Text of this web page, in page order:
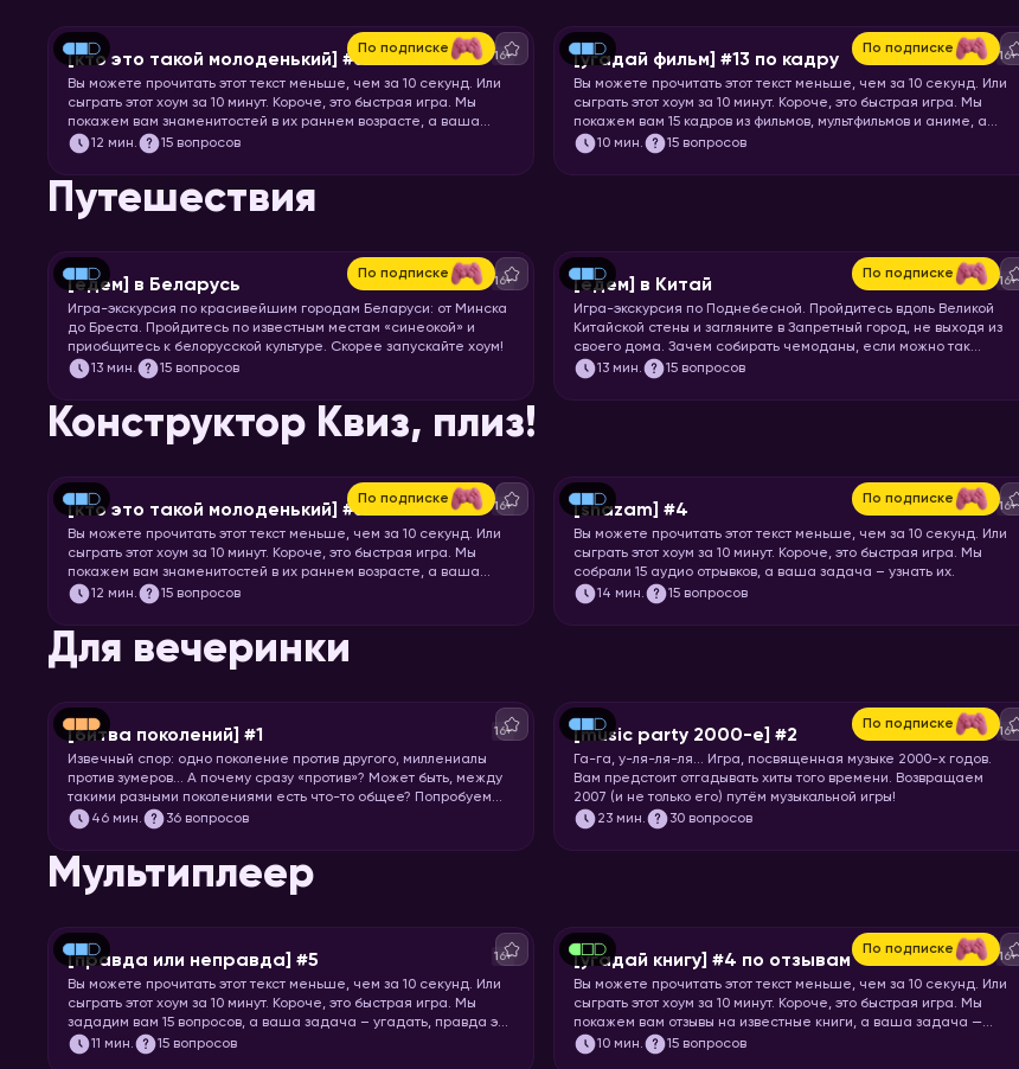
По подписке
[кто это такой молоденький] #5 16+
Вы можете прочитать этот текст меньше, чем за 10 секунд. Или
сыграть этот хоум за 10 минут. Короче, это быстрая игра. Мы
покажем вам знаменитостей в их раннем возрасте, а ваша
задача – узнать их.
12 мин. 15 вопросов
По подписке
[угадай фильм] #13 по кадру 16+
Вы можете прочитать этот текст меньше, чем за 10 секунд. Или
сыграть этот хоум за 10 минут. Короче, это быстрая игра. Мы
покажем вам 15 кадров из фильмов, мультфильмов и аниме, а
ваша задача – угадать, откуда кадр.
10мин. 15 вопросов
Путешествия
По подписке
[едем] в Беларусь 16+
Игра-экскурсия по красивейшим городам Беларуси: от Минска
до Бреста. Пройдитесь по известным местам «синеокой» и
приобщитесь к белорусской культуре. Скорее запускайте хоум!
13 мин. 15 вопросов
По подписке
[едем] в Китай 16+
Игра-экскурсия по Поднебесной. Пройдитесь вдоль Великой
Китайской стены и загляните в Запретный город, не выходя из
своего дома. Зачем собирать чемоданы, если можно так
просто увидеть Шанхай и Пекин? Вспоминайте свой любимый
13мин. 15 вопросов
Конструктор Квиз, плиз!
По подписке
[кто это такой молоденький] #5 16+
Вы можете прочитать этот текст меньше, чем за 10 секунд. Или
сыграть этот хоум за 10 минут. Короче, это быстрая игра. Мы
покажем вам знаменитостей в их раннем возрасте, а ваша
задача – узнать их.
12 мин. 15 вопросов
По подписке
[shazam] #4 16+
Вы можете прочитать этот текст меньше, чем за 10 секунд. Или
сыграть этот хоум за 10 минут. Короче, это быстрая игра. Мы
собрали 15 аудио отрывков, а ваша задача – узнать их.
14 мин. 15 вопросов
Для вечеринки
[битва поколений] #1 16+
Извечный спор: одно поколение против другого, миллениалы
против зумеров… А почему сразу «против»? Может быть, между
такими разными поколениями есть что-то общее? Попробуем
понять друг друга и поностальгируем по символам нескольких
46 мин. 36 вопросов
По подписке
[music party 2000-е] #2 16+
Га-га, у-ля-ля-ля… Игра, посвященная музыке 2000-х годов.
Вам предстоит отгадывать хиты того времени. Возвращаем
2007 (и не только его) путём музыкальной игры!
23мин. 30 вопросов
Мультиплеер
[правда или неправда] #5 16+
Вы можете прочитать этот текст меньше, чем за 10 секунд. Или
сыграть этот хоум за 10 минут. Короче, это быстрая игра. Мы
зададим вам 15 вопросов, а ваша задача – угадать, правда это
или нет.
11 мин. 15 вопросов
По подписке
[угадай книгу] #4 по отзывам 16+
Вы можете прочитать этот текст меньше, чем за 10 секунд. Или
сыграть этот хоум за 10 минут. Короче, это быстрая игра. Мы
покажем вам отзывы на известные книги, а ваша задача —
угадать, что это за книга.
10мин. 15 вопросов